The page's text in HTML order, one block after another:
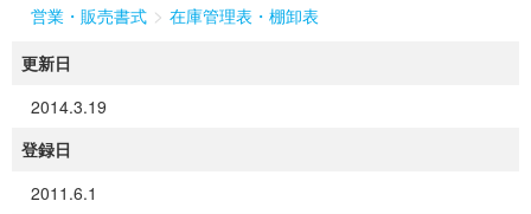
営業・販売書式 > 在庫管理表・棚卸表
更新日
2014.3.19
登録日
2011.6.1